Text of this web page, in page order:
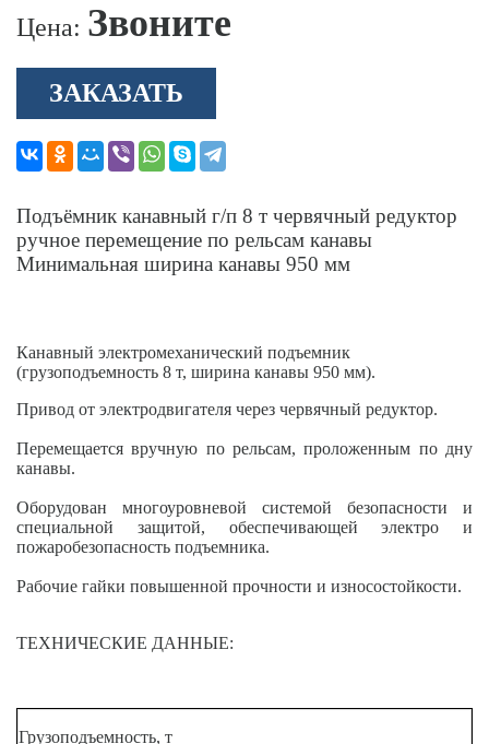
Цена: Звоните
ЗАКАЗАТЬ
Подъёмник канавный г/п 8 т червячный редуктор
ручное перемещение по рельсам канавы
Минимальная ширина канавы 950 мм
Канавный электромеханический подъемник
(грузоподъемность 8 т, ширина канавы 950 мм).
Привод от электродвигателя через червячный редуктор.
Перемещается вручную по рельсам, проложенным по дну
канавы.
Оборудован многоуровневой системой безопасности и
специальной защитой, обеспечивающей электро и
пожаробезопасность подъемника.
Рабочие гайки повышенной прочности и износостойкости.
ТЕХНИЧЕСКИЕ ДАННЫЕ:
Грузоподъемность, т